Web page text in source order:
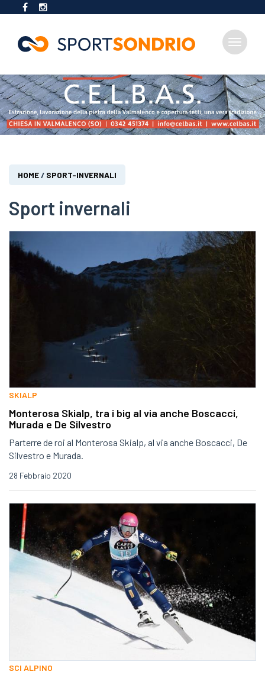
al
contenuto
principale
Toggle
Tu
qui
HOME/ SPORT-INVERNALI
Sport invernali
SKIALP
Monterosa Skialp, tra i big al via anche Boscacci,
Murada e De Silvestro
Parterre de roi al Monterosa Skialp, al via anche Boscacci, De
Silvestro e Murada.
28 Febbraio 2020
SCI ALPINO